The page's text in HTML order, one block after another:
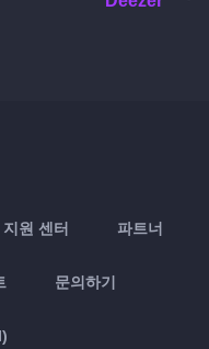
지원 센터 파트너
문의하기